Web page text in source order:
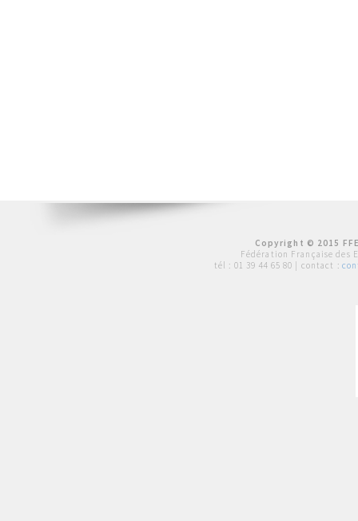
Copyright © 2015
Fédération Française des
tél : 01 39 44 65 80 | contact :